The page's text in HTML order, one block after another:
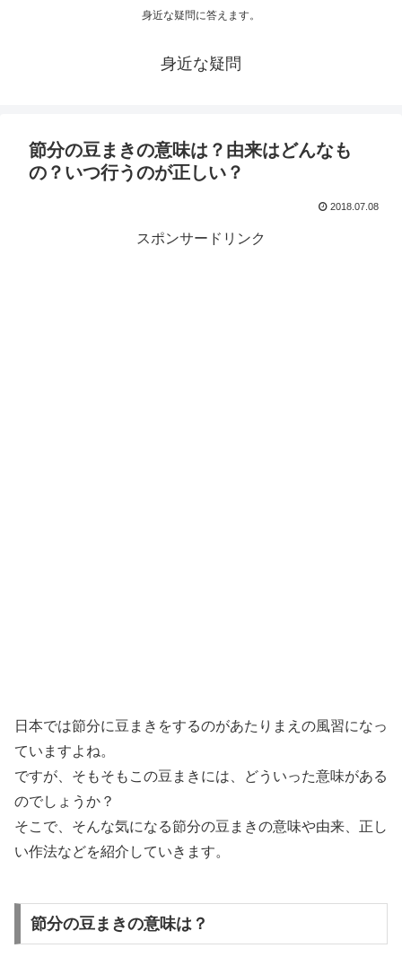
身近な疑問に答えます。
身近な疑問
節分の豆まきの意味は？由来はどんなも
の？いつ行うのが正しい？
2018.07.08
スポンサードリンク
日本では節分に豆まきをするのがあたりまえの風習になっ
ていますよね。
ですが、そもそもこの豆まきには、どういった意味がある
のでしょうか？
そこで、そんな気になる節分の豆まきの意味や由来、正し
い作法などを紹介していきます。
節分の豆まきの意味は？